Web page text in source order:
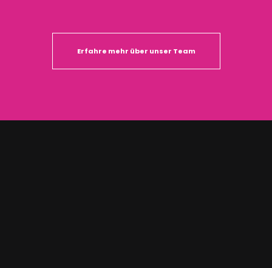
Erfahre mehr über unser Team